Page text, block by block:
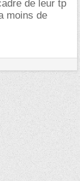
de leur tp
moins de